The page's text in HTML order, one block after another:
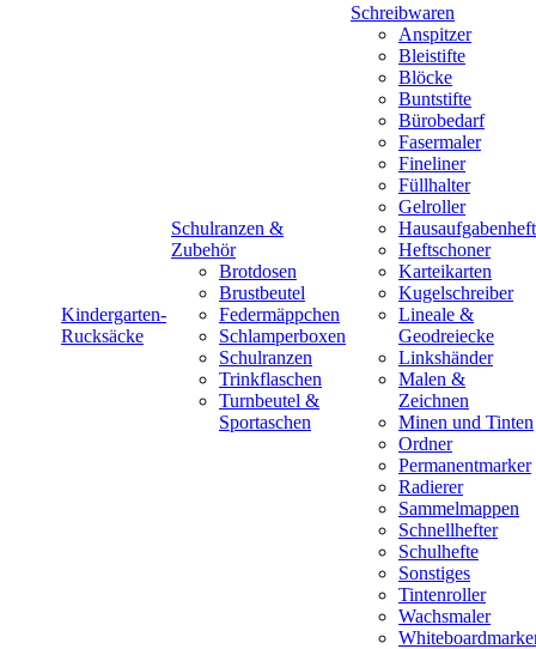
Kindergarten-
Rucksäcke
Schulranzen &
Zubehör
Brotdosen
Brustbeutel
Federmäppchen
Schlamperboxen
Schulranzen
Trinkflaschen
Turnbeutel &
Sportaschen
Schreibwaren
Anspitzer
Bleistifte
Blöcke
Buntstifte
Bürobedarf
Fasermaler
Fineliner
Füllhalter
Gelroller
Hausaufgabenheft
Heftschoner
Karteikarten
Kugelschreiber
Lineale &
Geodreiecke
Linkshänder
Malen &
Zeichnen
Minen und Tinten
Ordner
Permanentmarker
Radierer
Sammelmappen
Schnellhefter
Schulhefte
Sonstiges
Tintenroller
Wachsmaler